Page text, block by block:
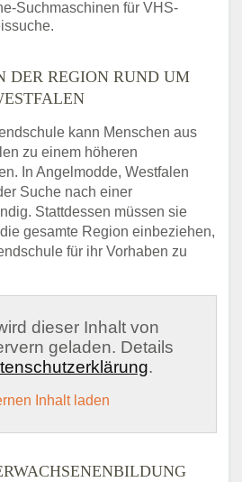
Suchmaschinen für VHS-
DER REGION RUND UM
kann Menschen aus
zu einem höheren
In Angelmodde, Westfalen
Suche nach einer
Stattdessen müssen sie
gesamte Region einbeziehen,
für ihr Vorhaben zu
dieser Inhalt von
geladen. Details
.
Inhalt laden